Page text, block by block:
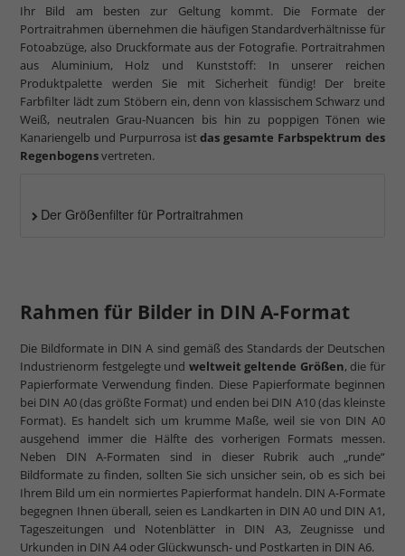
Ihr Bild am besten zur Geltung kommt. Die Formate der
Portraitrahmen übernehmen die häufigen Standardverhältnisse für
Fotoabzüge, also Druckformate aus der Fotografie. Portraitrahmen
aus Aluminium, Holz und Kunststoff: In unserer reichen
Produktpalette werden Sie mit Sicherheit fündig! Der breite
Farbfilter lädt zum Stöbern ein, denn von klassischem Schwarz und
Weiß, neutralen Grau-Nuancen bis hin zu poppigen Tönen wie
Kanariengelb und Purpurrosa istdas gesamte Farbspektrum des
Regenbogensvertreten.
Der Größenfilter für Portraitrahmen
Rahmen für Bilder in DIN A-Format
Die Bildformate in DIN A sind gemäß des Standards der Deutschen
Industrienorm festgelegte und weltweit geltende Größen, die für
Papierformate Verwendung finden. Diese Papierformate beginnen
bei DIN A0 (das größte Format) und enden bei DIN A10 (das kleinste
Format). Es handelt sich um krumme Maße, weil sie von DIN A0
ausgehend immer die Hälfte des vorherigen Formats messen.
Neben DIN A-Formaten sind in dieser Rubrik auch „runde“
Bildformate zu finden, sollten Sie sich unsicher sein, ob es sich bei
Ihrem Bild um ein normiertes Papierformat handeln. DIN A-Formate
begegnen Ihnen überall, seien es Landkarten in DIN A0 und DIN A1,
Tageszeitungen und Notenblätter in DIN A3, Zeugnisse und
Urkunden in DIN A4 oder Glückwunsch- und Postkarten in DIN A6.